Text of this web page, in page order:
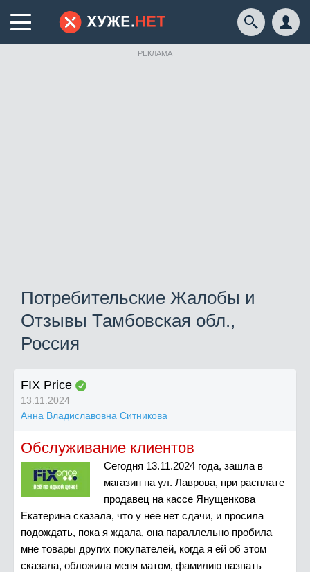
РЕКЛАМА
Потребительские Жалобы и
Отзывы Тамбовская обл.,
Россия
FIX Price
13.11.2024
Анна Владиславовна Ситникова
Обслуживание клиентов
Сегодня 13.11.2024 года, зашла в
магазин на ул. Лаврова, при расплате
продавец на кассе Янущенкова
Екатерина сказала, что у нее нет сдачи, и просила
подождать, пока я ждала, она параллельно пробила
мне товары других покупателей, когда я ей об этом
сказала, обложила меня матом, фамилию назвать